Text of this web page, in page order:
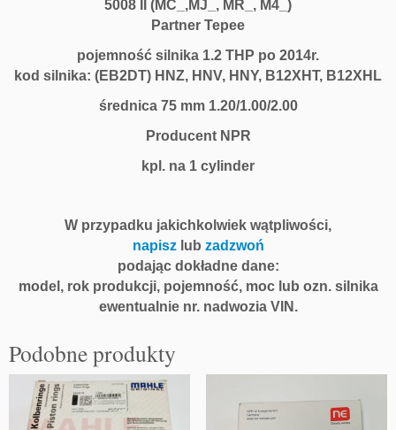
B
P
R
5008 II (MC_,MJ_, MR_, M4_)
Partner Tepee
pojemność silnika 1.2 THP po 2014r.
kod silnika: (EB2DT) HNZ, HNV, HNY, B12XHT, B12XHL
średnica 75 mm 1.20/1.00/2.00
Producent NPR
kpl. na 1 cylinder
W przypadku jakichkolwiek wątpliwości,
napiszlub zadzwoń
podając dokładne dane:
model, rok produkcji, pojemność, moc lub ozn. silnika
ewentualnie nr. nadwozia VIN.
Podobne produkty